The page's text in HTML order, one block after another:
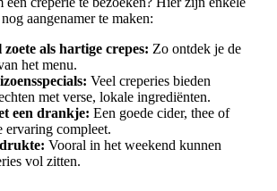
aangenamer te maken:
als hartige crepes: Zo ontdek je de
het menu.
Veel creperies bieden
met verse, lokale ingrediënten.
een drankje: Een goede cider, thee of
ervaring compleet.
Vooral in het weekend kunnen
vol zitten.